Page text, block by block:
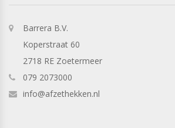
Barrera B.V.
Koperstraat 60
2718 RE Zoetermeer
079 2073000
info@afzethekken.nl